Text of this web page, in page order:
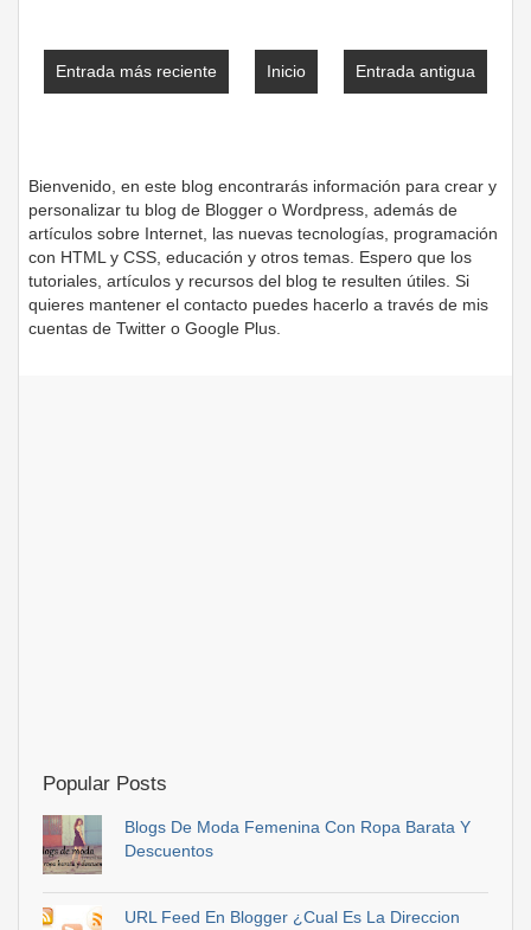
Entrada más reciente Entrada antigua
Inicio
Bienvenido, en este blog encontrarás información para crear y
personalizar tu blog de Blogger o Wordpress, además de
artículos sobre Internet, las nuevas tecnologías, programación
con HTML y CSS, educación y otros temas. Espero que los
tutoriales, artículos y recursos del blog te resulten útiles. Si
quieres mantener el contacto puedes hacerlo a través de mis
cuentas de Twitter o Google Plus.
Popular Posts
Blogs De Moda Femenina Con Ropa Barata Y
Descuentos
URL Feed En Blogger ¿Cual Es La Direccion